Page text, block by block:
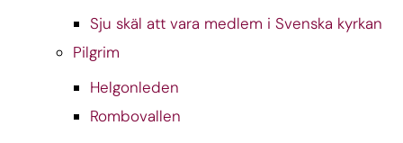
Sju skäl att vara medlem i Svenska kyrkan
Pilgrim
Helgonleden
Rombovallen